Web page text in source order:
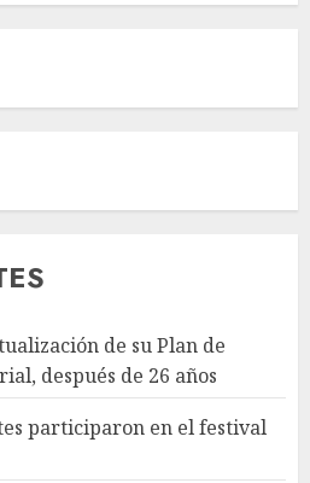
de su Plan de
después de 26 años
participaron en el festival